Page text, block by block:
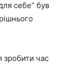
себе” був
час